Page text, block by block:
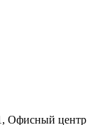
Офисный центр